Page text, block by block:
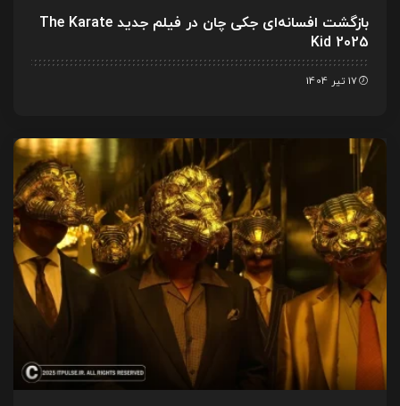
بازگشت افسانه‌ای جکی چان در فیلم جدید The Karate
Kid 2025
17 تیر 1404